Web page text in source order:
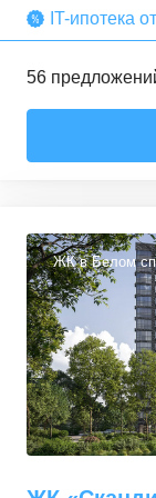
IT-ипотека
56
34,71–49,54м²
2-комн. кв.
50,6–60,29
3-комн. кв.
74,3–94,8м²
ЖК в Белом